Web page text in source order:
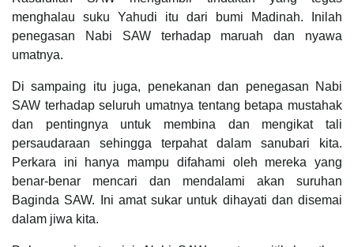
menghalau suku Yahudi itu dari bumi Madinah. Inilah
penegasan Nabi SAW terhadap maruah dan nyawa
umatnya.
Di sampaing itu juga, penekanan dan penegasan Nabi
SAW terhadap seluruh umatnya tentang betapa mustahak
dan pentingnya untuk membina dan mengikat tali
persaudaraan sehingga terpahat dalam sanubari kita.
Perkara ini hanya mampu difahami oleh mereka yang
benar-benar mencari dan mendalami akan suruhan
Baginda SAW. Ini amat sukar untuk dihayati dan disemai
dalam jiwa kita.